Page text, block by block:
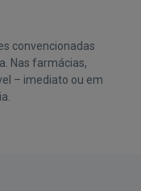
convencionadas
Nas farmácias,
– imediato ou em